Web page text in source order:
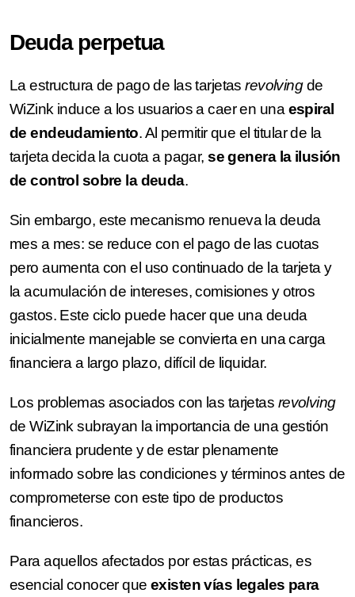
Deuda perpetua
La estructura de pago de las tarjetasrevolvingde
WiZink induce a los usuarios a caer en una espiral
de endeudamiento. Al permitir que el titular de la
tarjeta decida la cuota a pagar,se genera la ilusión
de control sobre la deuda.
Sin embargo, este mecanismo renueva la deuda
mes a mes: se reduce con el pago de las cuotas
pero aumenta con el uso continuado de la tarjeta y
la acumulación de intereses, comisiones y otros
gastos. Este ciclo puede hacer que una deuda
inicialmente manejable se convierta en una carga
financiera a largo plazo, difícil de liquidar.
Los problemas asociados con las tarjetas revolving
de WiZink subrayan la importancia de una gestión
financiera prudente y de estar plenamente
informado sobre las condiciones y términos antes de
comprometerse con este tipo de productos
financieros.
Para aquellos afectados por estas prácticas, es
esencial conocer queexisten vías legales para